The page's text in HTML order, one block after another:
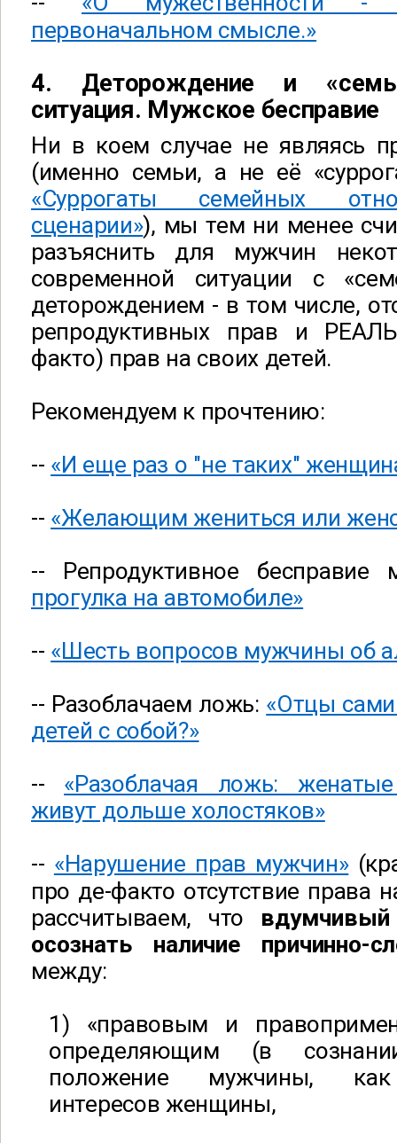
первоначальном смысле.»
4. Деторождение и
ситуация. Мужское бесправие
Ни в коем случае не являясь
(именно семьи, а не её
«Суррогаты семейных
сценарии»), мы тем ни менее
разъяснить для мужчин
современной ситуации с
деторождением - в том числе,
репродуктивных прав и
факто) прав на своих детей.
Рекомендуем к прочтению:
-- «И еще раз о "не таких"
-- «Желающим жениться или
-- Репродуктивное
прогулка на автомобиле»
-- «Шесть вопросов мужчины об
-- Разоблачаем ложь: «Отцы сами
детей с собой?»
-- «Разоблачая ложь:
живут дольше холостяков»
-- «Нарушение прав мужчин»
про де-факто отсутствие права
рассчитываем, что
осознать наличие причинно-
между:
1) «правовым и
определяющим (в
положение мужчины, как
интересов женщины,